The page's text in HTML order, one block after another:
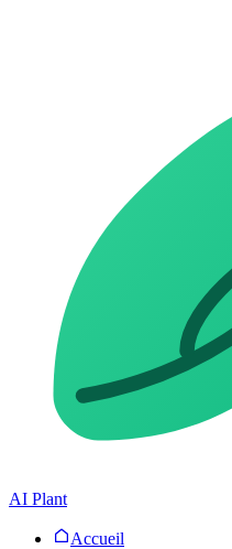
AI Plant
Accueil